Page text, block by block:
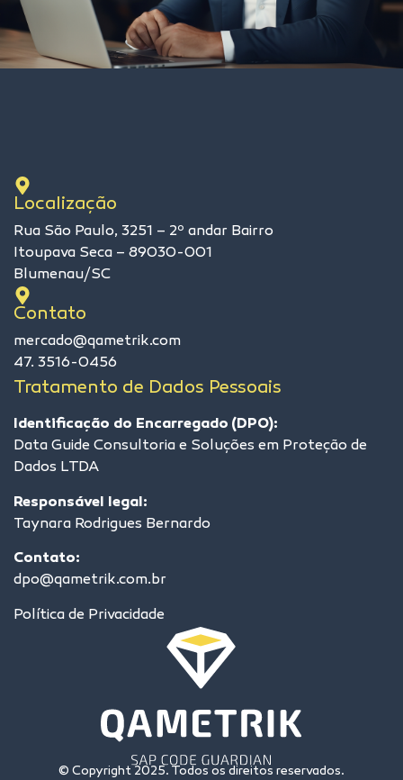
© Copyright 2025. Todos os direitos reservados.
Localização
Rua São Paulo, 3251 – 2º andar Bairro
Itoupava Seca – 89030-001
Blumenau/SC
Contato
mercado@qametrik.com
47. 3516-0456
Tratamento de Dados Pessoais
Identificação do Encarregado (DPO):
Data Guide Consultoria e Soluções em Proteção de
Dados LTDA
Responsável legal:
Taynara Rodrigues Bernardo
Contato:
dpo@qametrik.com.br
Política de Privacidade